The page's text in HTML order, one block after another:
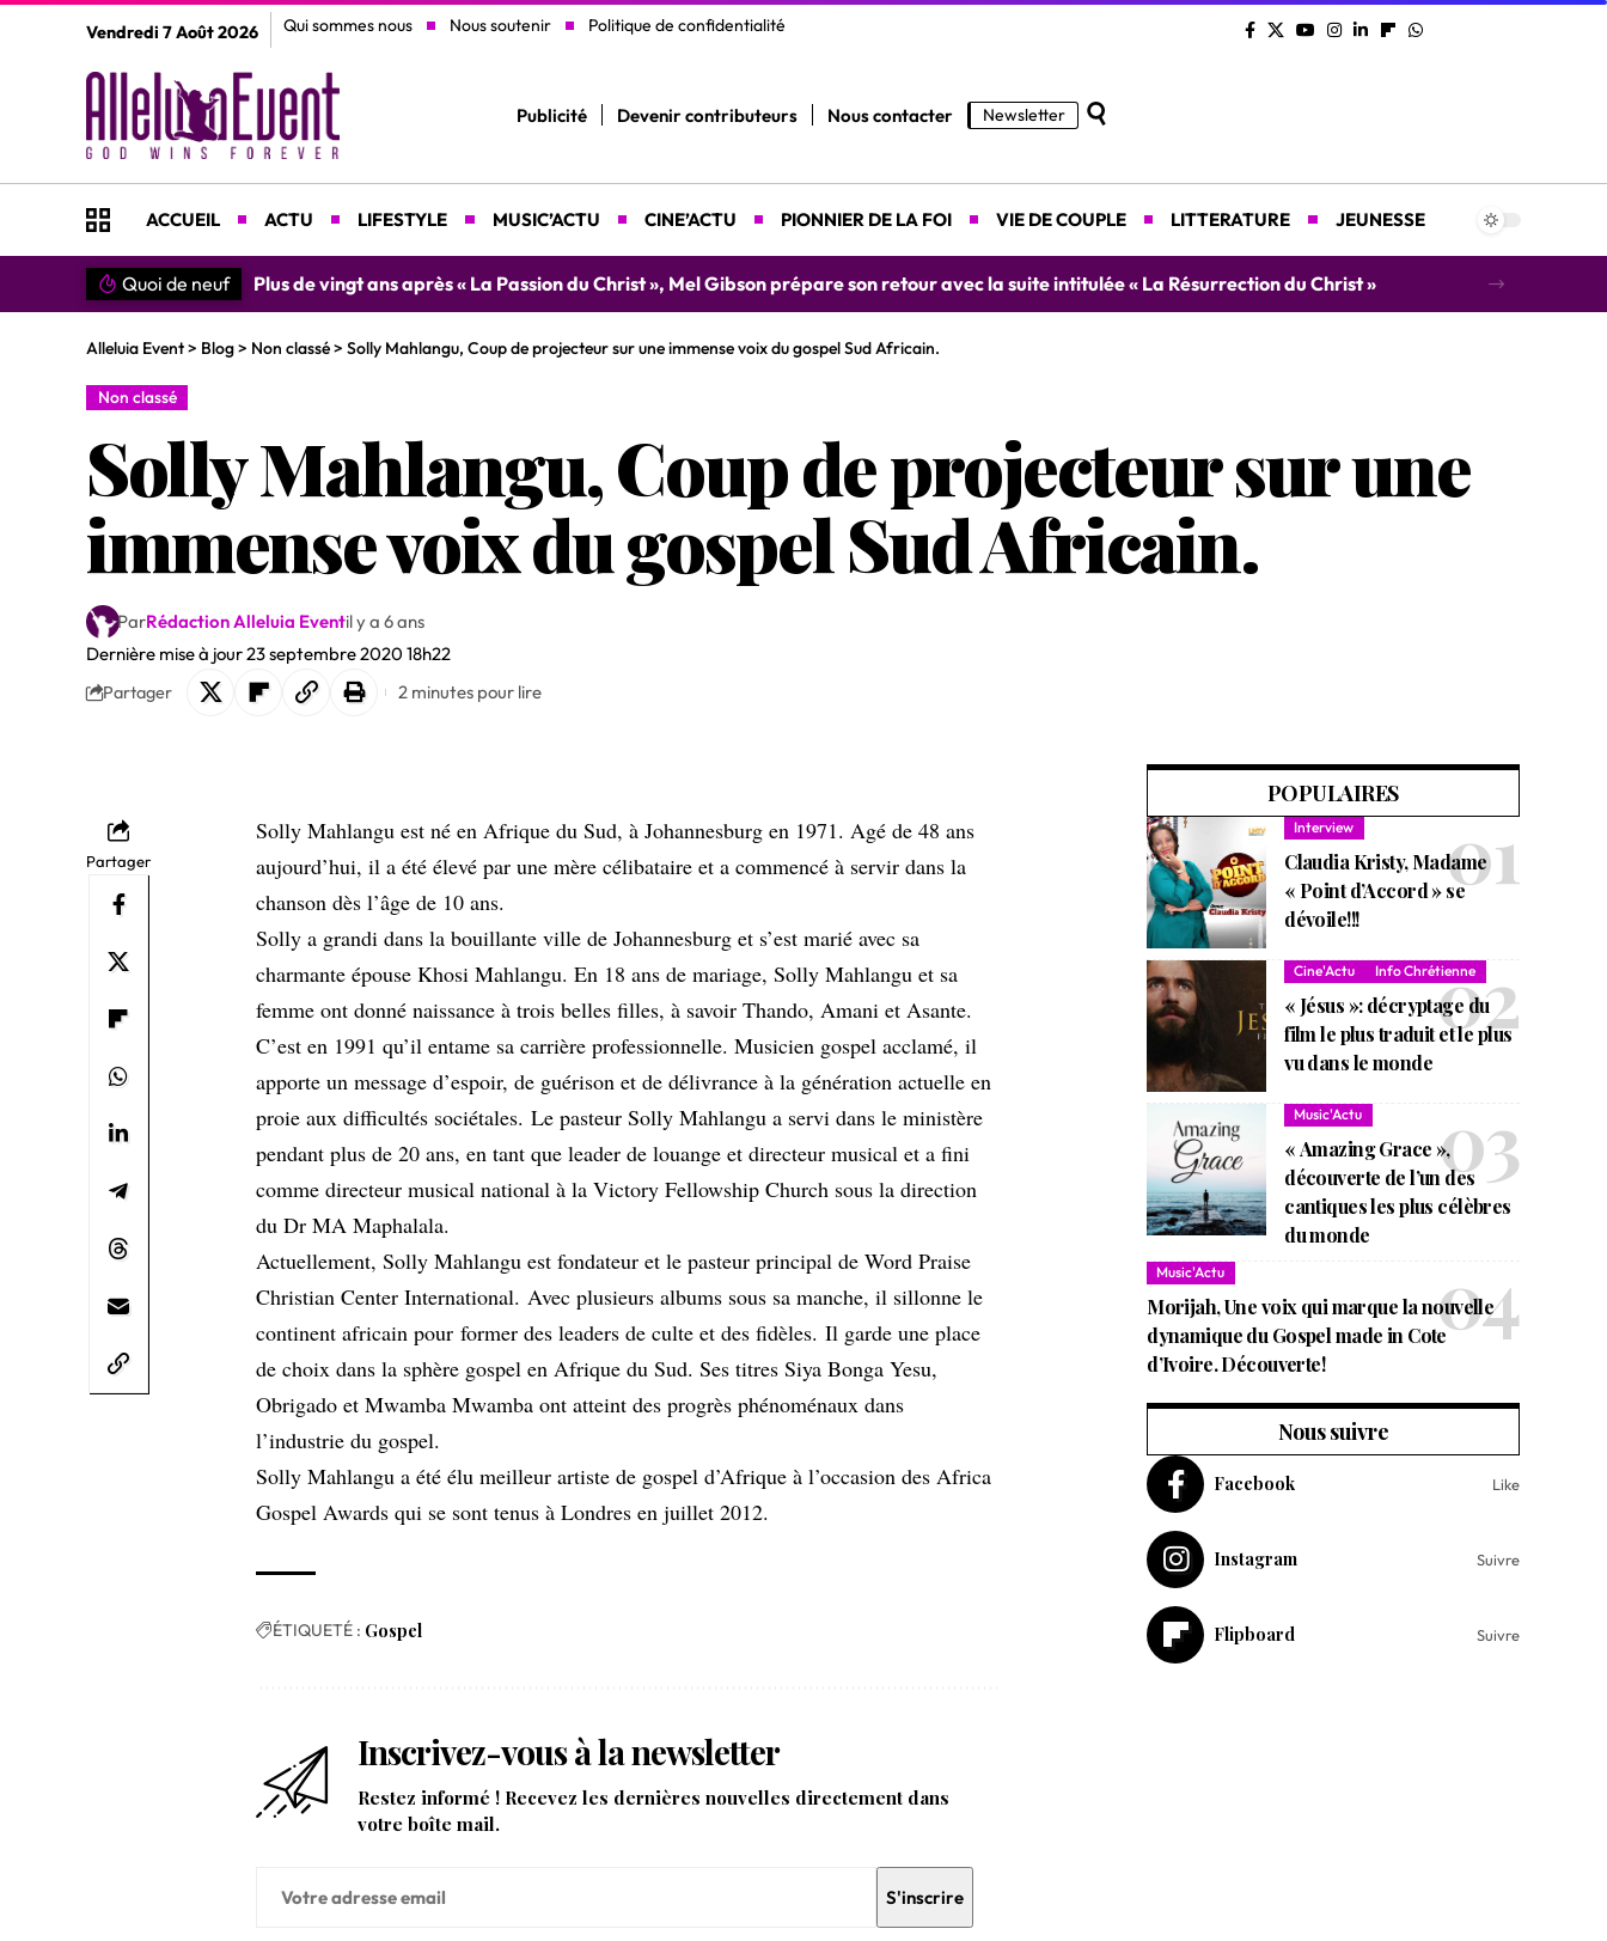
Vendredi 7 Août 2026 Qui sommes nous Nous soutenir Politique de confidentialité
Publicité Devenir contributeurs Nous contacter Newsletter
ACCUEIL ACTU LIFESTYLE MUSIC’ACTU CINE’ACTU PIONNIER DE LA FOI VIE DE COUPLE LITTERATURE JEUNESSE
Quoi de neuf Plus de vingt ans après « La Passion du Christ », Mel Gibson prépare son retour avec la suite intitulée « La Résurrection du Christ »
Alleluia Event> Blog> Non classé> Solly Mahlangu, Coup de projecteur sur une immense voix du gospel Sud Africain.
Non classé
Solly Mahlangu, Coup de projecteur sur une
immense voix du gospel Sud Africain.
Dernière mise à jour 23 septembre 2020 18h22
ParRédaction Alleluia Eventil y a 6 ans
Partager 2 minutes pour lire
Partager
Solly Mahlangu est né en Afrique du Sud, à Johannesburg en 1971. Agé de 48 ans
aujourd’hui, il a été élevé par une mère célibataire et a commencé à servir dans la
chanson dès l’âge de 10 ans.
Solly a grandi dans la bouillante ville de Johannesburg et s’est marié avec sa
charmante épouse Khosi Mahlangu. En 18 ans de mariage, Solly Mahlangu et sa
femme ont donné naissance à trois belles filles, à savoir Thando, Amani et Asante.
C’est en 1991 qu’il entame sa carrière professionnelle. Musicien gospel acclamé, il
apporte un message d’espoir, de guérison et de délivrance à la génération actuelle en
proie aux difficultés sociétales. Le pasteur Solly Mahlangu a servi dans le ministère
pendant plus de 20 ans, en tant que leader de louange et directeur musical et a fini
comme directeur musical national à la Victory Fellowship Church sous la direction
du Dr MA Maphalala.
Actuellement, Solly Mahlangu est fondateur et le pasteur principal de Word Praise
Christian Center International. Avec plusieurs albums sous sa manche, il sillonne le
continent africain pour former des leaders de culte et des fidèles. Il garde une place
de choix dans la sphère gospel en Afrique du Sud. Ses titres Siya Bonga Yesu,
Obrigado et Mwamba Mwamba ont atteint des progrès phénoménaux dans
l’industrie du gospel.
Solly Mahlangu a été élu meilleur artiste de gospel d’Afrique à l’occasion des Africa
Gospel Awards qui se sont tenus à Londres en juillet 2012.
ÉTIQUETÉ : Gospel
Inscrivez-vous à la newsletter
Restez informé ! Recevez les dernières nouvelles directement dans
votre boîte mail.
POPULAIRES
Interview
Claudia Kristy, Madame
« Point d’Accord » se
dévoile!!!
Cine'Actu Info Chrétienne
« Jésus »: décryptage du
film le plus traduit et le plus
vu dans le monde
Music'Actu
« Amazing Grace »,
découverte de l’un des
cantiques les plus célèbres
du monde
Music'Actu
Morijah, Une voix qui marque la nouvelle
dynamique du Gospel made in Cote
d’Ivoire. Découverte!
Nous suivre
Facebook Like
Instagram Suivre
Flipboard Suivre